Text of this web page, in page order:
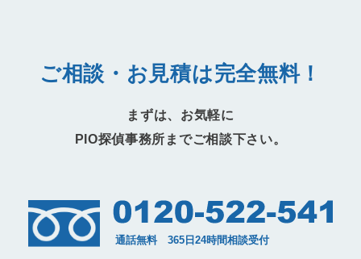
ご相談・お見積は完全無料！
まずは、お気軽に
PIO探偵事務所までご相談下さい。